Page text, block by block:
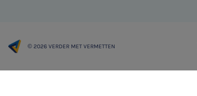
© 2026 VERDER MET VERMETTEN